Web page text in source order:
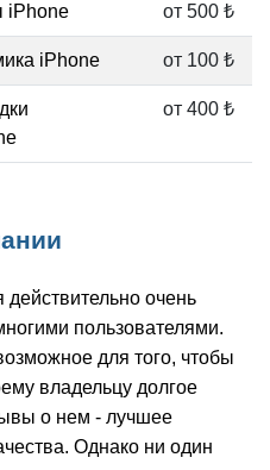
iPhone от 500 ₺
iPhone от 100 ₺
от 400 ₺
очень
пользователями.
для того, чтобы
владельцу долгое
о нем - лучшее
Однако ни один